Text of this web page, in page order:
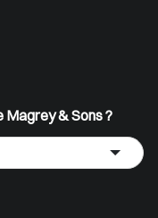
Magrey & Sons ?